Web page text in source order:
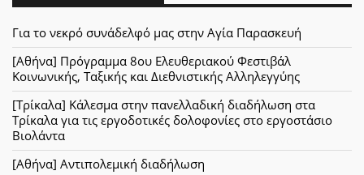
Για το νεκρό συνάδελφό μας στην Αγία Παρασκευή
[Αθήνα] Πρόγραμμα 8ου Ελευθεριακού Φεστιβάλ
Κοινωνικής, Ταξικής και Διεθνιστικής Αλληλεγγύης
[Τρίκαλα] Κάλεσμα στην πανελλαδική διαδήλωση στα
Τρίκαλα για τις εργοδοτικές δολοφονίες στο εργοστάσιο
Βιολάντα
[Αθήνα] Αντιπολεμική διαδήλωση